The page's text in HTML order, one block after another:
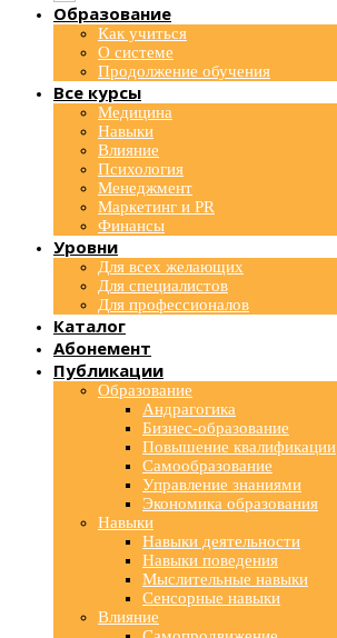
Образование
Как учиться
О системе
Продолжение обучения
Все курсы
Медицина
Навыки
Влияние
Психология
Менеджмент
Маркетинг и PR
Финансы
Уровни
Для всех желающих
Для специалистов
Для профессионалов
Каталог
Абонемент
Публикации
Образование
Андрагогика
Бизнес-образование
Повышение квалификации
Самообразование
Управление знаниями
Экономика образования
Навыки
Навыки деятельности
Навыки поведения
Мыслительные навыки
Сенсорные навыки
Влияние